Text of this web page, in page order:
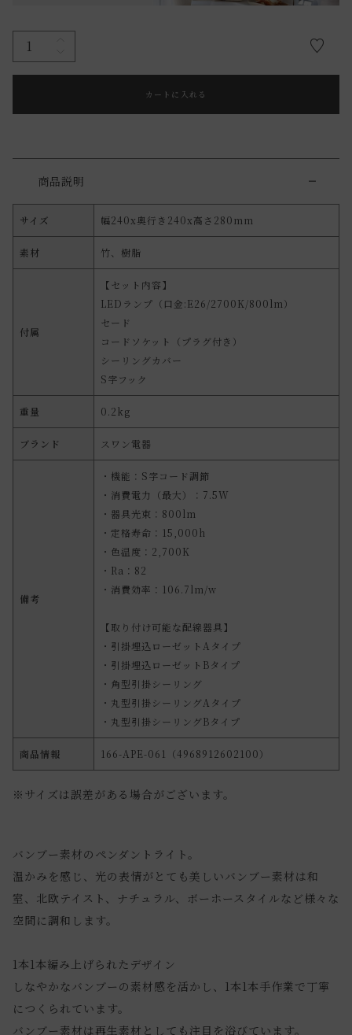
カートに入れる
商品説明
サイズ 幅240x奥行き240x高さ280mm
素材 竹、樹脂
付属
【セット内容】
LEDランプ（口金:E26/2700K/800lm）
セード
コードソケット（プラグ付き）
シーリングカバー
S字フック
重量 0.2kg
ブランド スワン電器
備考
・機能：S字コード調節
・消費電力（最大）：7.5W
・器具光束：800lm
・定格寿命：15,000h
・色温度：2,700K
・Ra：82
・消費効率：106.7lm/w
【取り付け可能な配線器具】
・引掛埋込ローゼットAタイプ
・引掛埋込ローゼットBタイプ
・角型引掛シーリング
・丸型引掛シーリングAタイプ
・丸型引掛シーリングBタイプ
商品情報 166-APE-061（4968912602100）
※サイズは誤差がある場合がございます。
バンブー素材のペンダントライト。
温かみを感じ、光の表情がとても美しいバンブー素材は和
室、北欧テイスト、ナチュラル、ボーホースタイルなど様々な
空間に調和します。
1本1本編み上げられたデザイン
しなやかなバンブーの素材感を活かし、1本1本手作業で丁寧
につくられています。
バンブー素材は再生素材としても注目を浴びています。